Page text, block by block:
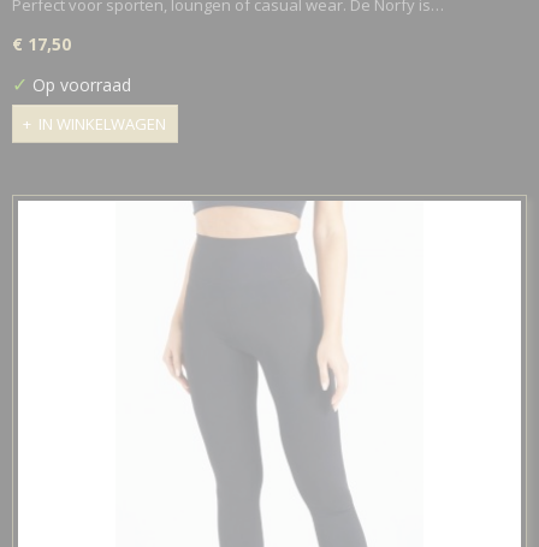
Perfect voor sporten, loungen of casual wear. De Norfy is…
€ 17,50
✓ Op voorraad
IN WINKELWAGEN